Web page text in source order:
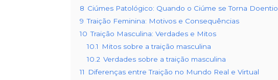
8 Ciúmes Patológico: Quando o Ciúme se Torna Doentio
9 Traição Feminina: Motivos e Consequências
10 Traição Masculina: Verdades e Mitos
10.1
Mitos sobre a traição masculina
10.2 Verdades sobre a traição masculina
11
Diferenças entre Traição no Mundo Real e Virtual